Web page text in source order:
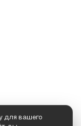
для вашего